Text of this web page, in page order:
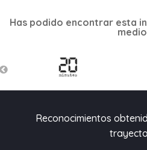
Has podido encontrar esta
Reconocimientos